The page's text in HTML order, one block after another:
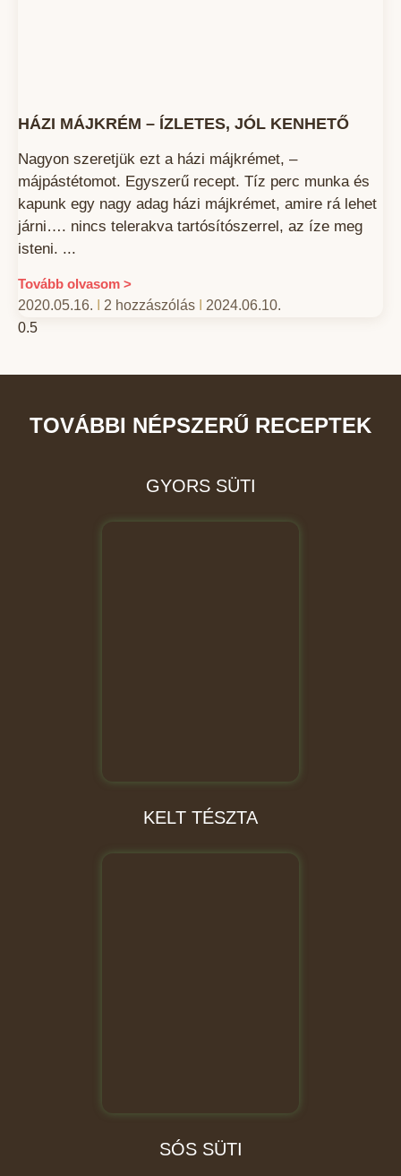
HÁZI MÁJKRÉM – ÍZLETES, JÓL KENHETŐ
Nagyon szeretjük ezt a házi májkrémet, –
májpástétomot. Egyszerű recept. Tíz perc munka és
kapunk egy nagy adag házi májkrémet, amire rá lehet
járni…. nincs telerakva tartósítószerrel, az íze meg
isteni.
Tovább olvasom >
2020.05.16.
2 hozzászólás 2024.06.10.
TOVÁBBI NÉPSZERŰ RECEPTEK
GYORS SÜTI
KELT TÉSZTA
SÓS SÜTI